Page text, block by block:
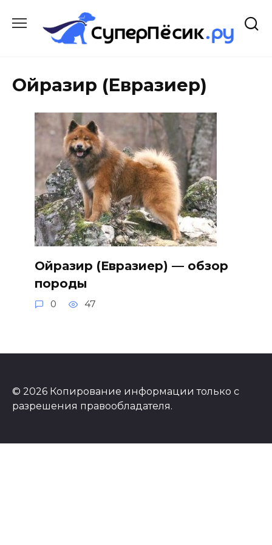
содержанию
Ойразир (Евразиер)
Ойразир (Евразиер) — обзор
породы
0 47
© 2026 Копирование информации только с
разрешения правообладателя.